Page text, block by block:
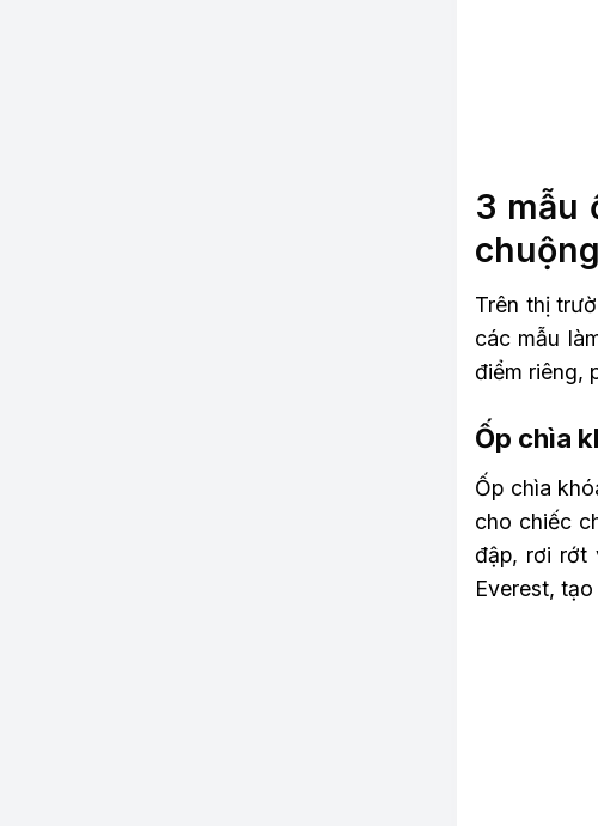
3 mẫu
Trên thị
các mẫu
điểm riêng,
Ốp chìa
Ốp chìa
cho chiếc
đập, rơi rớt
Everest,